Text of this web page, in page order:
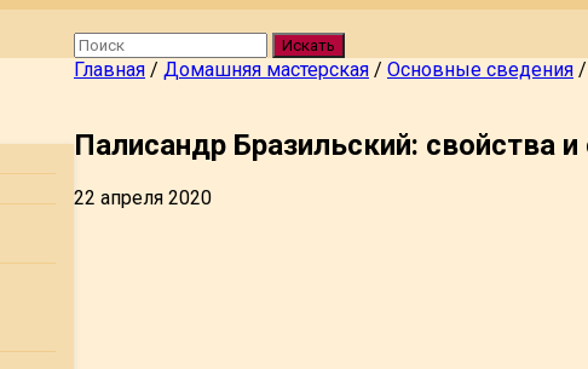
Искать
Главная / Домашняя мастерская / Основные сведения /
Палисандр Бразильский: свойства
22 апреля 2020